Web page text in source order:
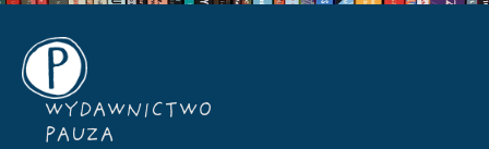
WYDAWNICTWO
PAUZA